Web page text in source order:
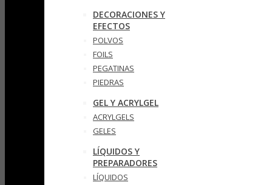
DECORACIONES Y
EFECTOS
POLVOS
FOILS
PEGATINAS
PIEDRAS
GEL Y ACRYLGEL
ACRYLGELS
GELES
LÍQUIDOS Y
PREPARADORES
LÍQUIDOS